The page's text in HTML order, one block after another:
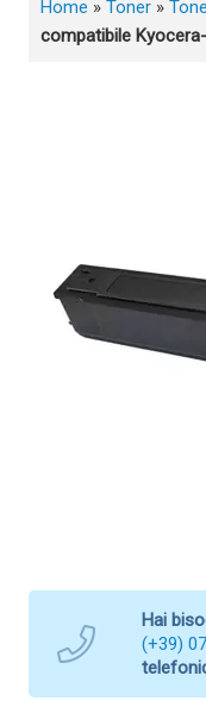
Home » Toner »
compatibile
Hai
(+39)